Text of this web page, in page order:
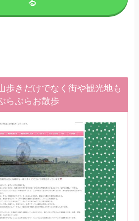
歩きだけでなく街や観光地も
らぶらお散歩